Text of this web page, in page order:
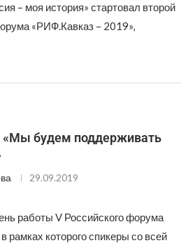
– моя история» стартовал второй
«РИФ.Кавказ – 2019»,
«Мы будем поддерживать
29.09.2019
работы V Российского форума
рамках которого спикеры со всей